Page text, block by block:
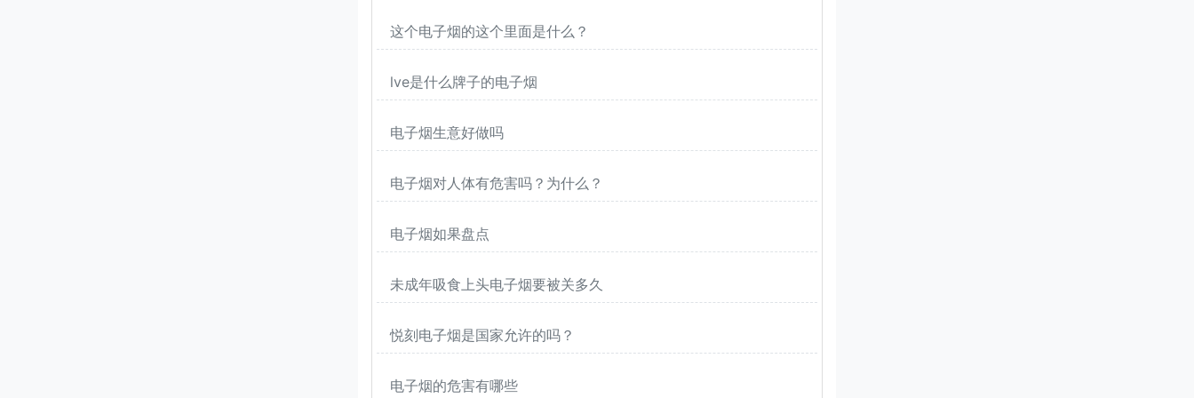
这个电子烟的这个里面是什么？
lve是什么牌子的电子烟
电子烟生意好做吗
电子烟对人体有危害吗？为什么？
电子烟如果盘点
未成年吸食上头电子烟要被关多久
悦刻电子烟是国家允许的吗？
电子烟的危害有哪些